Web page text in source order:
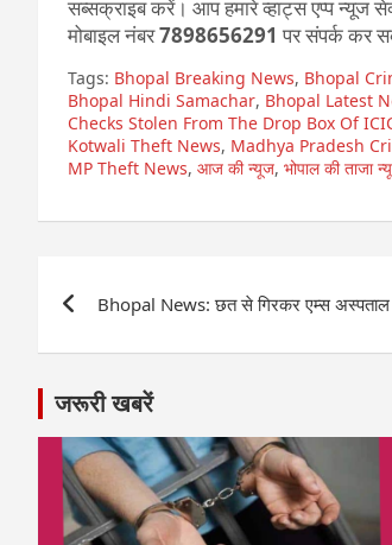
सब्सक्राइब करें। आप हमारे व्हाट्स एप्प न्यूज
मोबाइल नंबर7898656291 पर संपर्क कर
Tags: Bhopal Breaking News, Bhopal
Bhopal Hindi Samachar, Bhopal Latest
Checks Stolen From The Drop Box Of
Kotwali Theft News, Madhya Pradesh
MP Theft News, आज की न्यूज, भोपाल की ताजा
navigation
Bhopal News: छत से गिरकर एम्स अस्पताल
जरूरी खबरें